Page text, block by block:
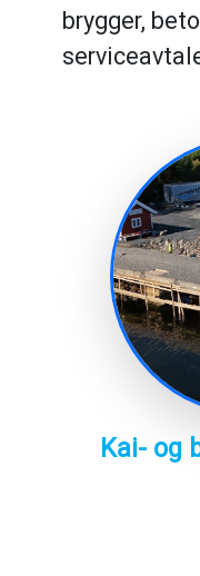
brygger,
Kai- og